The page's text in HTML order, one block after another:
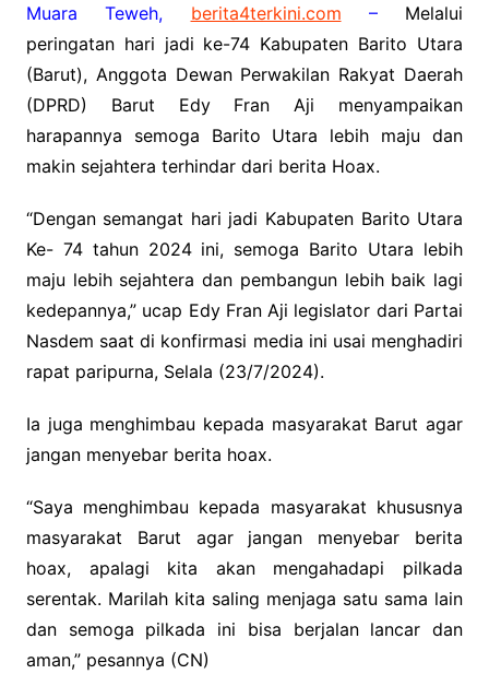
Muara Teweh, berita4terkini.com –Melalui
peringatan hari jadi ke-74 Kabupaten Barito Utara
(Barut), Anggota Dewan Perwakilan Rakyat Daerah
(DPRD) Barut Edy Fran Aji menyampaikan
harapannya semoga Barito Utara lebih maju dan
makin sejahtera terhindar dari berita Hoax.
“Dengan semangat hari jadi Kabupaten Barito Utara
Ke- 74 tahun 2024 ini, semoga Barito Utara lebih
maju lebih sejahtera dan pembangun lebih baik lagi
kedepannya,” ucap Edy Fran Aji legislator dari Partai
Nasdem saat di konfirmasi media ini usai menghadiri
rapat paripurna, Selala (23/7/2024).
Ia juga menghimbau kepada masyarakat Barut agar
jangan menyebar berita hoax.
“Saya menghimbau kepada masyarakat khususnya
masyarakat Barut agar jangan menyebar berita
hoax, apalagi kita akan mengahadapi pilkada
serentak. Marilah kita saling menjaga satu sama lain
dan semoga pilkada ini bisa berjalan lancar dan
aman,” pesannya (CN)